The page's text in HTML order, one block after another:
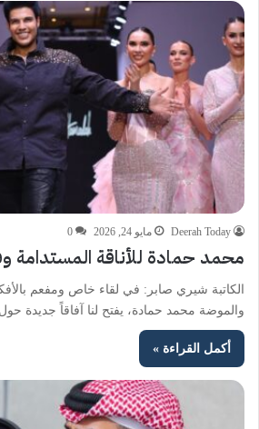
Deerah Today مايو 24, 2026 0
محمد حمادة للأناقة المستدامة
الكاتبة شيري صابر: في لقاء خاص ومفعم
والموضة محمد حمادة، يفتح لنا آفاقاً جديدة
أكمل القراءة »